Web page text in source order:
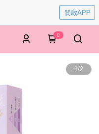
開啟APP
0
1/2